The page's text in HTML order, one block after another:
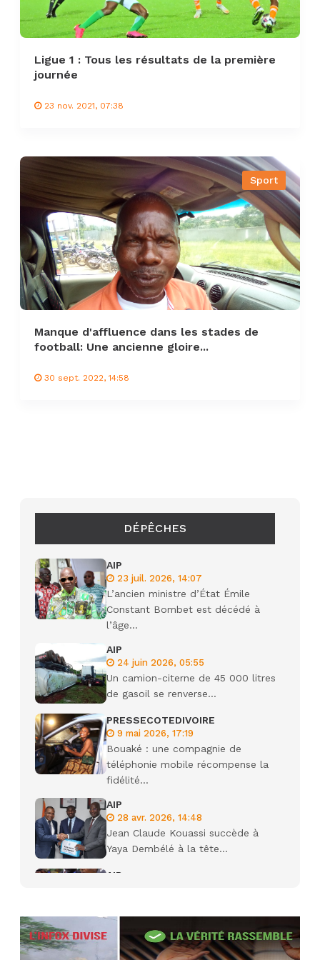
Ligue 1 : Tous les résultats de la première
journée
23 nov. 2021, 07:38
Sport
Manque d'affluence dans les stades de
football: Une ancienne gloire...
30 sept. 2022, 14:58
DÉPÊCHES
AIP
23 juil. 2026, 14:07
L’ancien ministre d’État Émile
Constant Bombet est décédé à
l’âge...
AIP
24 juin 2026, 05:55
Un camion-citerne de 45 000 litres
de gasoil se renverse...
PRESSECOTEDIVOIRE
9 mai 2026, 17:19
Bouaké : une compagnie de
téléphonie mobile récompense la
fidélité...
AIP
28 avr. 2026, 14:48
Jean Claude Kouassi succède à
Yaya Dembélé à la tête...
AIP
Camara tué lors d’attaques...